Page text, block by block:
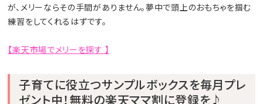
が、メリーならその手間がありません。夢中で頭上のおもちゃを掴む
練習をしてくれるはずです。
【楽天市場でメリーを探す 】
子育てに役立つサンプルボックスを毎月プレ
ゼント中！無料の楽天ママ割に登録を♪